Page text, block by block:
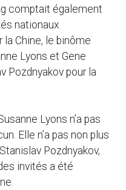
comptait également
nationaux
la Chine, le binôme
Lyons et Gene
Pozdnyakov pour la
Lyons n’a pas
Elle n’a pas non plus
Pozdnyakov,
invités a été